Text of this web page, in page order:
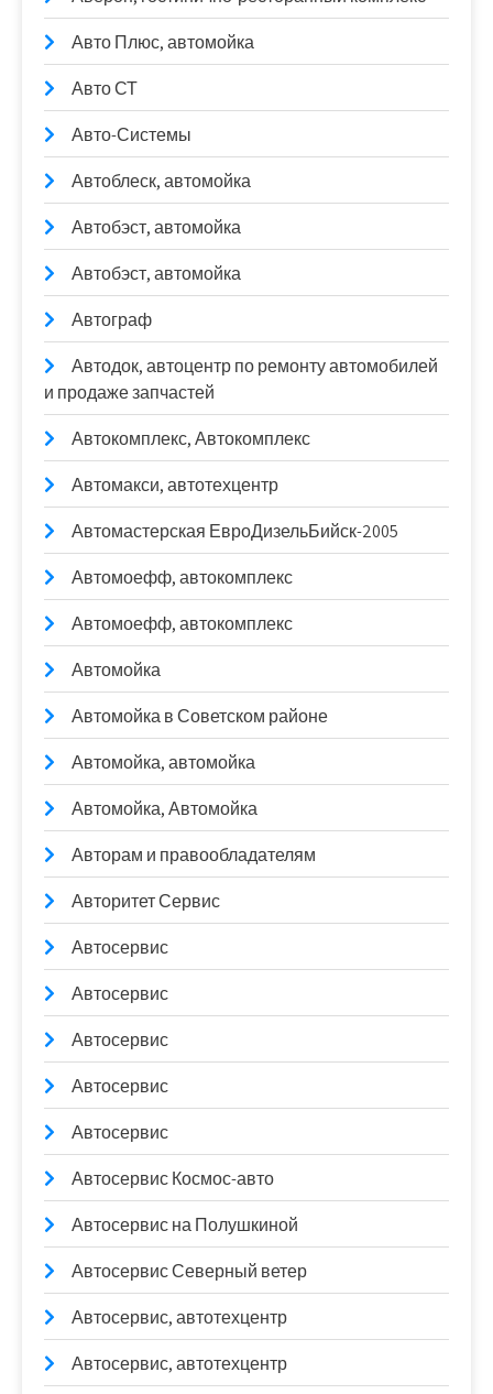
Авто Плюс, автомойка
Авто СТ
Авто-Системы
Автоблеск, автомойка
Автобэст, автомойка
Автобэст, автомойка
Автограф
Автодок, автоцентр по ремонту автомобилей
и продаже запчастей
Автокомплекс, Автокомплекс
Автомакси, автотехцентр
Автомастерская ЕвроДизельБийск-2005
Автомоефф, автокомплекс
Автомоефф, автокомплекс
Автомойка
Автомойка в Советском районе
Автомойка, автомойка
Автомойка, Автомойка
Авторам и правообладателям
Авторитет Сервис
Автосервис
Автосервис
Автосервис
Автосервис
Автосервис
Автосервис Космос-авто
Автосервис на Полушкиной
Автосервис Северный ветер
Автосервис, автотехцентр
Автосервис, автотехцентр